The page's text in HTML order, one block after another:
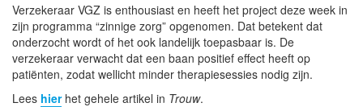
Verzekeraar VGZ is enthousiast en heeft het project deze week in
zijn programma “zinnige zorg” opgenomen. Dat betekent dat
onderzocht wordt of het ook landelijk toepasbaar is. De
verzekeraar verwacht dat een baan positief effect heeft op
patiënten, zodat wellicht minder therapiesessies nodig zijn.
Lees hierhet gehele artikel in Trouw.